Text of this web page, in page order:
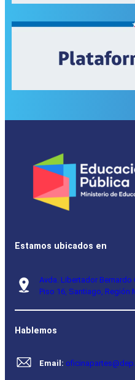
Estamos ubicados en
Avda. Libertador Bernardo
Piso 16, Santiago, Región
Hablemos
Email: